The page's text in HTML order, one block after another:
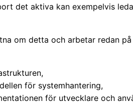
det aktiva kan exempelvis
om detta och arbetar redan
för systemhantering,
för utvecklare och